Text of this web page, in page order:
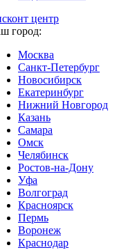
центр
город:
Москва
Санкт-Петербург
Новосибирск
Екатеринбург
Нижний Новгород
Казань
Самара
Омск
Челябинск
Ростов-на-Дону
Уфа
Волгоград
Красноярск
Пермь
Воронеж
Краснодар